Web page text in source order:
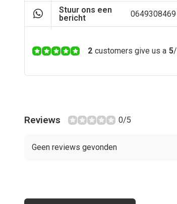
Stuur ons een
bericht
0649308469
2 customers give us a 5/
Reviews 0/5
Geen reviews gevonden